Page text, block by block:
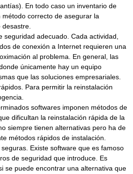
En todo caso un inventario de
correcto de asegurar la
seguridad adecuado. Cada actividad,
de conexión a Internet requieren una
al problema. En general, las
únicamente hay un equipo
que las soluciones empresariales.
Para permitir la reinstalación
softwares imponen métodos de
dificultan la reinstalación rápida de la
siempre tienen alternativas pero ha de
métodos rápidos de instalación.
Existe software que es famoso
de seguridad que introduce. Es
se puede encontrar una alternativa que